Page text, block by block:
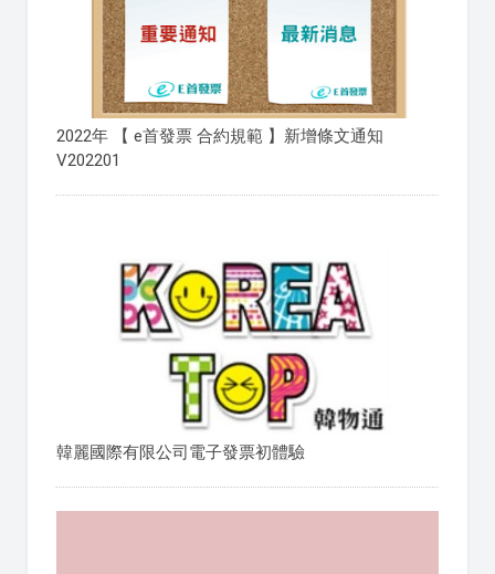
2022年 【 e首發票 合約規範 】新增條文通知
V202201
韓麗國際有限公司電子發票初體驗